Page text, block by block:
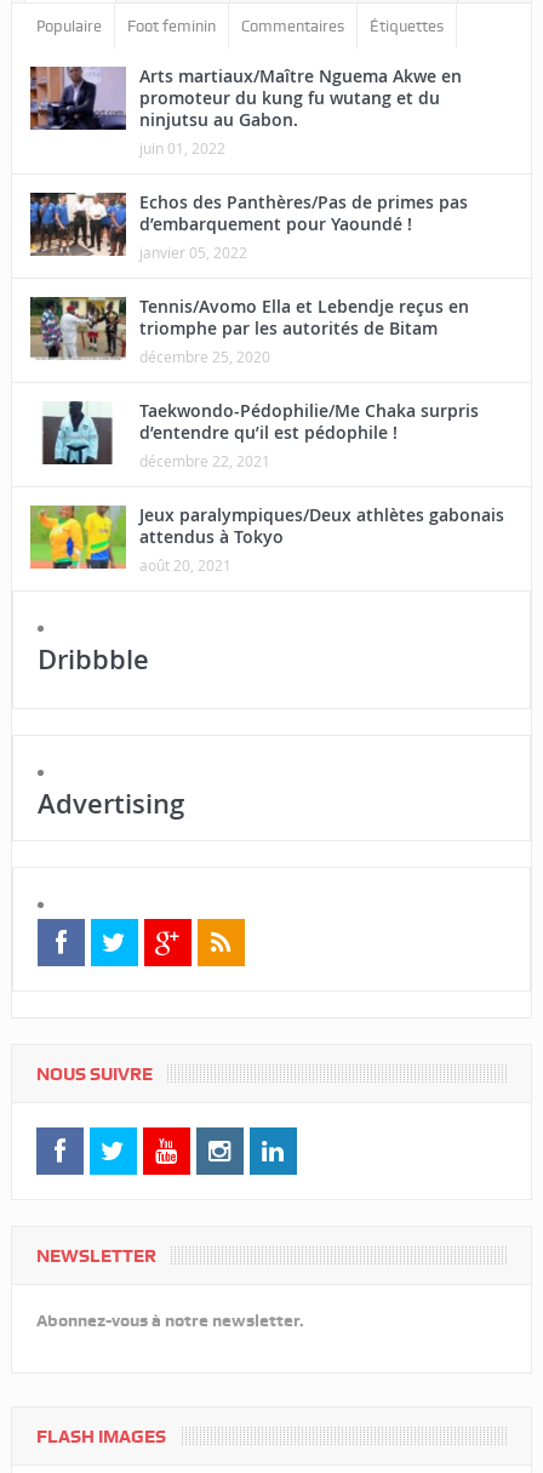
Populaire Foot feminin Commentaires Étiquettes
Arts martiaux/Maître Nguema Akwe en
promoteur du kung fu wutang et du
ninjutsu au Gabon.
juin 01, 2022
Echos des Panthères/Pas de primes pas
d’embarquement pour Yaoundé !
janvier 05, 2022
Tennis/Avomo Ella et Lebendje reçus en
triomphe par les autorités de Bitam
décembre 25, 2020
Taekwondo-Pédophilie/Me Chaka surpris
d’entendre qu’il est pédophile !
décembre 22, 2021
Jeux paralympiques/Deux athlètes gabonais
attendus à Tokyo
août 20, 2021
Dribbble
Advertising
NOUS SUIVRE
NEWSLETTER
Abonnez-vous à notre newsletter.
FLASH IMAGES